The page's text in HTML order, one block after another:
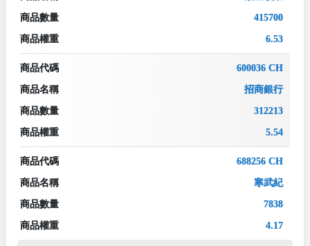
商品數量 415700
商品權重 6.53
商品代碼 600036 CH
商品名稱 招商銀行
商品數量 312213
商品權重 5.54
商品代碼 688256 CH
商品名稱 寒武紀
商品數量 7838
商品權重 4.17